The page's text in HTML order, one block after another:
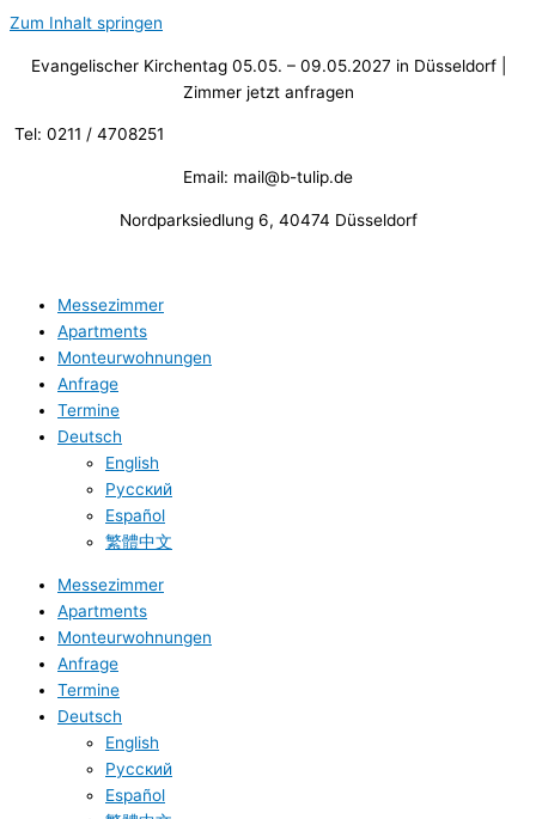
Zum Inhalt springen
Evangelischer Kirchentag 05.05. – 09.05.2027 in Düsseldorf |
Zimmer jetzt anfragen
Tel: 0211 / 4708251
Email: mail@b-tulip.de
Nordparksiedlung 6, 40474 Düsseldorf
Messezimmer
Apartments
Monteurwohnungen
Anfrage
Termine
Deutsch
English
Русский
Español
繁體中文
Messezimmer
Apartments
Monteurwohnungen
Anfrage
Termine
Deutsch
English
Русский
Español